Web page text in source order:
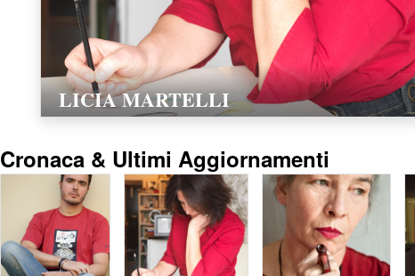
LORELLA POZZI
Cronaca & Ultimi Aggiornamenti